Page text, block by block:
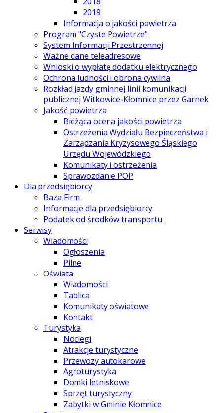
2019
Informacja o jakości powietrza
Program "Czyste Powietrze"
System Informacji Przestrzennej
Ważne dane teleadresowe
Wnioski o wypłatę dodatku elektrycznego
Ochrona ludności i obrona cywilna
Rozkład jazdy gminnej linii komunikacji
publicznej Witkowice-Kłomnice przez Garnek
Jakość powietrza
Bieżąca ocena jakości powietrza
Ostrzeżenia Wydziału Bezpieczeństwa i
Zarządzania Kryzysowego Śląskiego
Urzędu Wojewódzkiego
Komunikaty i ostrzeżenia
Sprawozdanie POP
Dla przedsiębiorcy
Baza Firm
Informacje dla przedsiębiorcy
Podatek od środków transportu
Serwisy
Wiadomości
Ogłoszenia
Pilne
Oświata
Wiadomości
Tablica
Komunikaty oświatowe
Kontakt
Turystyka
Noclegi
Atrakcje turystyczne
Przewozy autokarowe
Agroturystyka
Domki letniskowe
Sprzęt turystyczny
Zabytki w Gminie Kłomnice